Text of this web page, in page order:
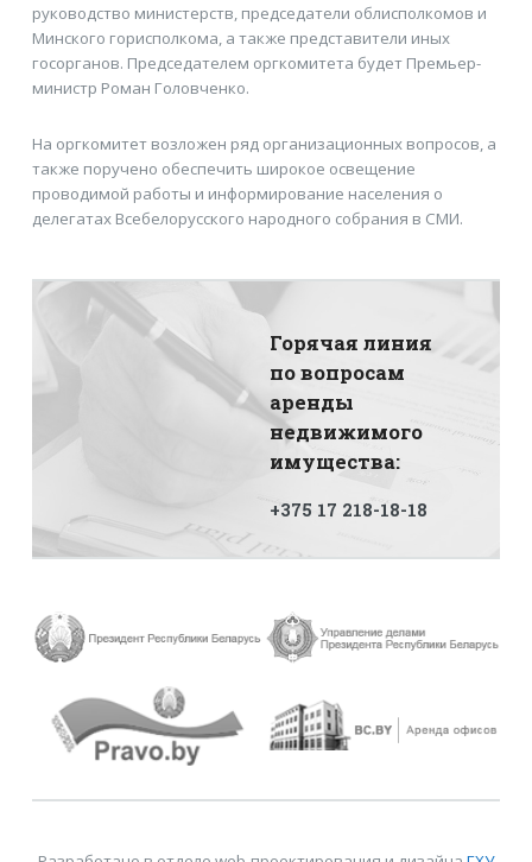
руководство министерств, председатели облисполкомов и
Минского горисполкома, а также представители иных
госорганов. Председателем оргкомитета будет Премьер-
министр Роман Головченко.
На оргкомитет возложен ряд организационных вопросов, а
также поручено обеспечить широкое освещение
проводимой работы и информирование населения о
делегатах Всебелорусского народного собрания в СМИ.
Горячая линия
по вопросам
аренды
недвижимого
имущества:
+375 17 218-18-18